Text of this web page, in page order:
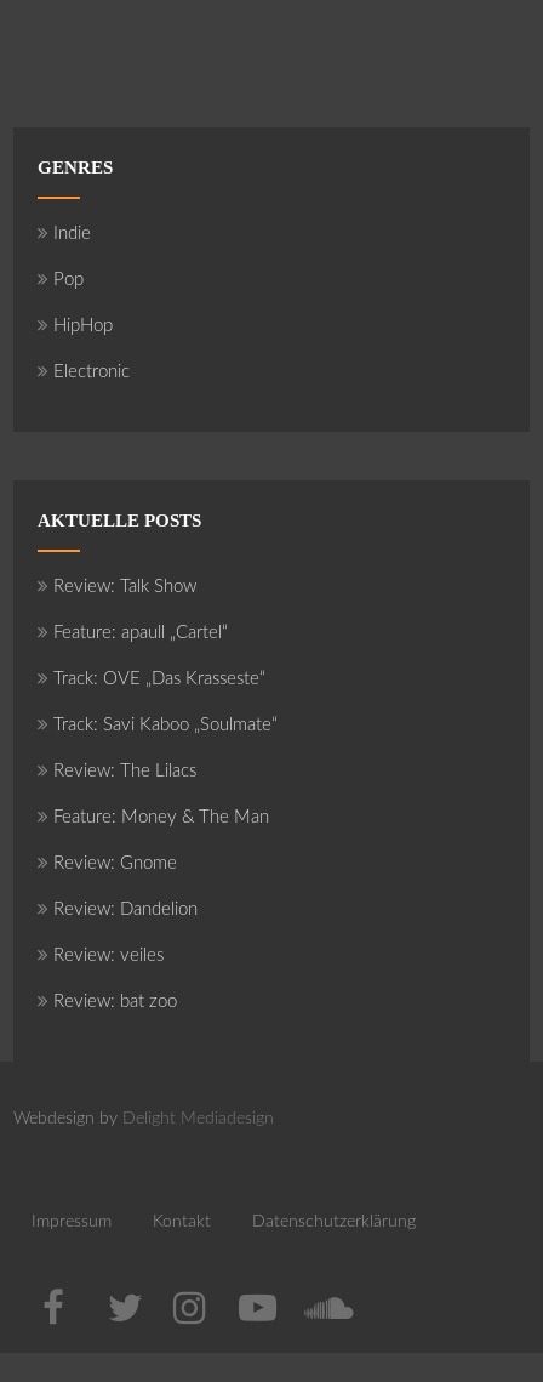
GENRES
Indie
Pop
HipHop
Electronic
AKTUELLE POSTS
Review: Talk Show
Feature: apaull „Cartel“
Track: OVE „Das Krasseste“
Track: Savi Kaboo „Soulmate“
Review: The Lilacs
Feature: Money & The Man
Review: Gnome
Review: Dandelion
Review: veiles
Review: bat zoo
Webdesign by Delight Mediadesign
Impressum Kontakt Datenschutzerklärung